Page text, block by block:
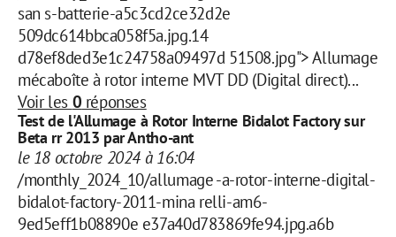
san s-batterie-a5c3cd2ce32d2e
509dc614bbca058f5a.jpg.14
d78ef8ded3e1c24758a09497d 51508.jpg"> Allumage
mécaboîte à rotor interne MVT DD (Digital direct)...
Voir les 0 réponses
Test de l'Allumage à Rotor Interne Bidalot Factory sur
Beta rr 2013 par Antho-ant
le 18 octobre 2024 à 16:04
/monthly_2024_10/allumage -a-rotor-interne-digital-
bidalot-factory-2011-mina relli-am6-
9ed5eff1b08890e e37a40d783869fe94.jpg.a6b